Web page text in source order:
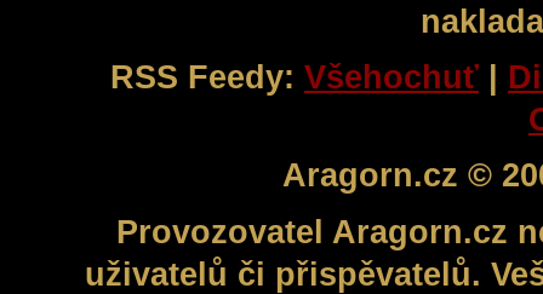
RSS Feedy: Všehochuť |
Aragorn.cz ©
Provozovatel Aragorn.cz
uživatelů či přispěvatelů.